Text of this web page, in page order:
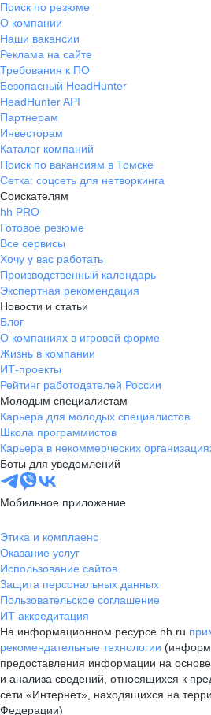
Поиск по резюме
О компании
Наши вакансии
Реклама на сайте
Требования к ПО
Безопасный HeadHunter
HeadHunter API
Партнерам
Инвесторам
Каталог компаний
Поиск по вакансиям в Томске
Сетка: соцсеть для нетворкинга
Соискателям
hh PRO
Готовое резюме
Все сервисы
Хочу у вас работать
Производственный календарь
Экспертная рекомендация
Новости и статьи
Блог
О компаниях в игровой форме
Жизнь в компании
ИТ-проекты
Рейтинг работодателей России
Молодым специалистам
Карьера для молодых специалистов
Школа программистов
Карьера в некоммерческих
Боты для уведомлений
Мобильное приложение
Этика и комплаенс
Оказание услуг
Использование сайтов
Защита персональных данных
Пользовательское соглашение
ИТ аккредитация
На информационном ресурсе hh.ru
рекомендательные технологии
предоставления информации на
и анализа сведений, относящихся к
сети «Интернет», находящихся на
Федерации)